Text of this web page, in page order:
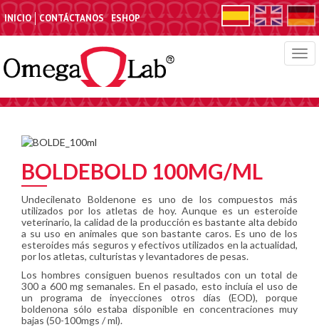
INICIO CONTÁCTANOS ESHOP
T
o
g
BOLDEBOLD 100MG/ML
Undecilenato Boldenone es uno de los compuestos más
utilizados por los atletas de hoy. Aunque es un esteroide
veterinario, la calidad de la producción es bastante alta debido
a su uso en animales que son bastante caros. Es uno de los
esteroides más seguros y efectivos utilizados en la actualidad,
por los atletas, culturistas y levantadores de pesas.
Los hombres consiguen buenos resultados con un total de
300 a 600 mg semanales. En el pasado, esto incluía el uso de
un programa de inyecciones otros días (EOD), porque
boldenona sólo estaba disponible en concentraciones muy
bajas (50-100mgs / ml).